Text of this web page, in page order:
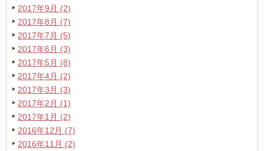
2017年9月 (2)
2017年8月 (7)
2017年7月 (5)
2017年6月 (3)
2017年5月 (8)
2017年4月 (2)
2017年3月 (3)
2017年2月 (1)
2017年1月 (2)
2016年12月 (7)
2016年11月 (2)